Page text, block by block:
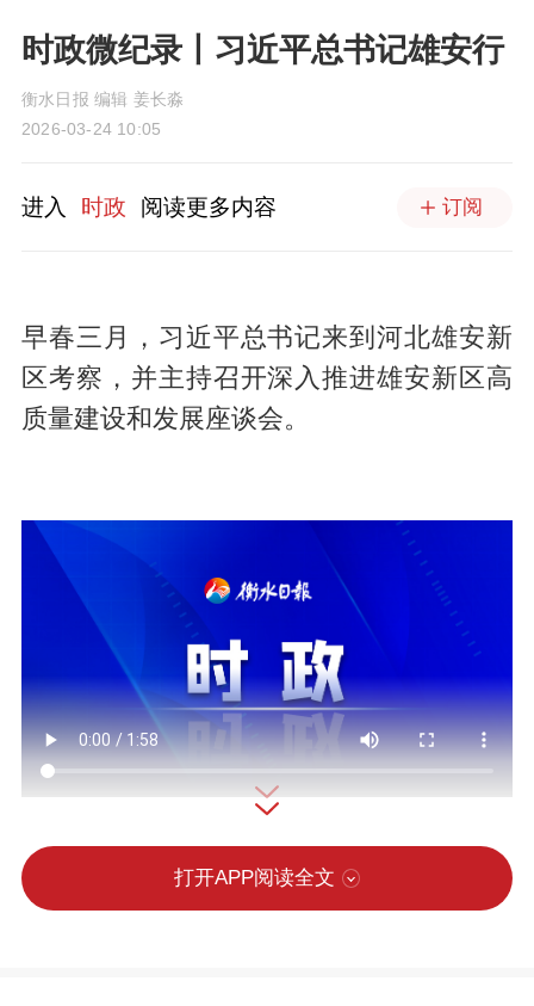
时政微纪录丨习近平总书记雄安行
衡水日报 编辑 姜长淼
2026-03-24 10:05
进入 时政 阅读更多内容 订阅
早春三月，习近平总书记来到河北雄安新
区考察，并主持召开深入推进雄安新区高
质量建设和发展座谈会。
23日上午，习近平抵达雄安新区后，乘车
沿途察看启动区建设进展。
打开APP阅读全文